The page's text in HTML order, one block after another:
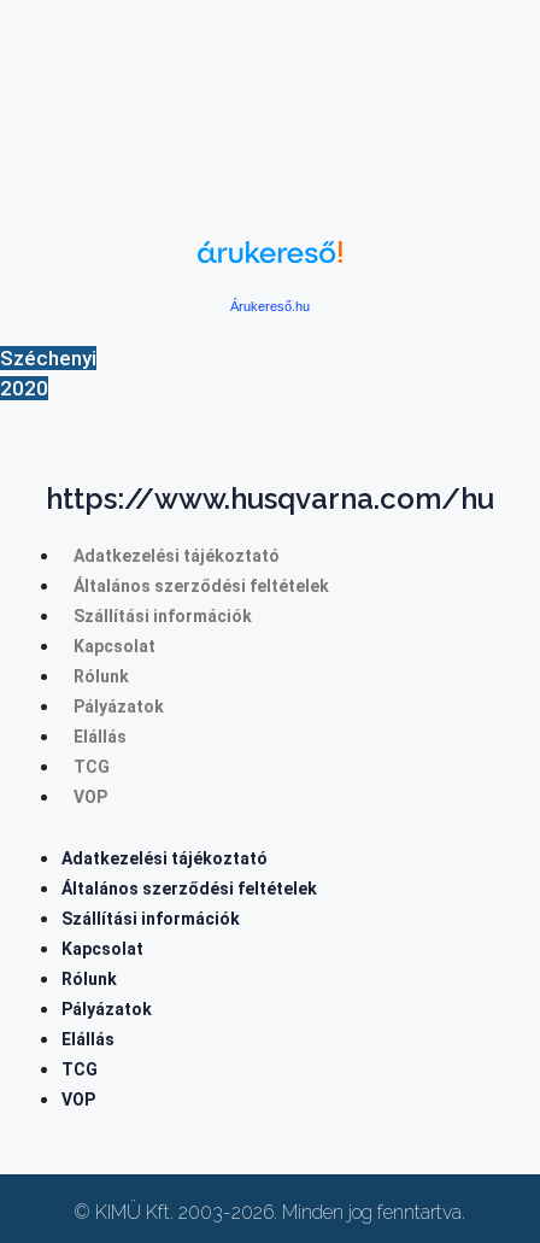
Árukereső.hu
Széchenyi
2020
https://www.husqvarna.com/hu
Adatkezelési tájékoztató
Általános szerződési feltételek
Szállítási információk
Kapcsolat
Rólunk
Pályázatok
Elállás
TCG
VOP
Adatkezelési tájékoztató
Általános szerződési feltételek
Szállítási információk
Kapcsolat
Rólunk
Pályázatok
Elállás
TCG
VOP
© KIMÜ Kft. 2003-2026. Minden jog fenntartva.